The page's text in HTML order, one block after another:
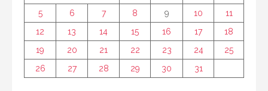
5
6 7 8 9 10
11
12
13 14 15 16 17
18
19
20 21 22 23 24
25
26
27 28 29 30 31